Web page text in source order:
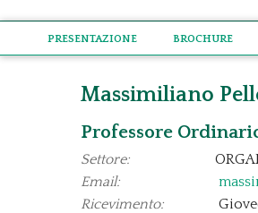
Presentazione Brochure
Massimiliano
Professore
Settore:
Email:
Ricevimento: